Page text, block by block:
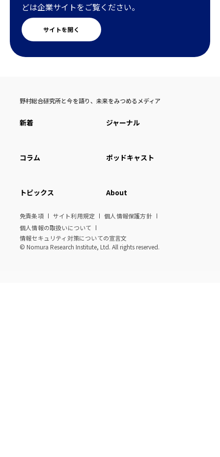
どは企業サイトをご覧ください。
サイトを開く
野村総合研究所と今を語り、未来をみつめるメディア
新着 ジャーナル
コラム ポッドキャスト
トピックス About
免責条項 サイト利用規定
個人情報保護方針
個人情報の取扱いについて
情報セキュリティ対策についての宣言文
© Nomura Research Institute, Ltd. All rights reserved.